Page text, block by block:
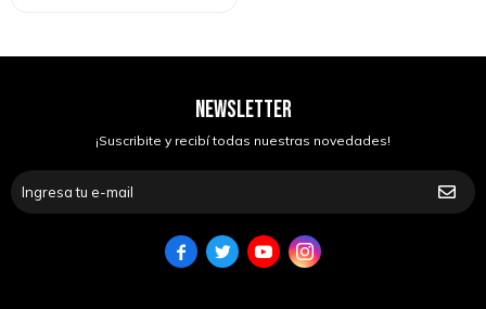
NEWSLETTER
¡Suscribite y recibí todas nuestras novedades!
   